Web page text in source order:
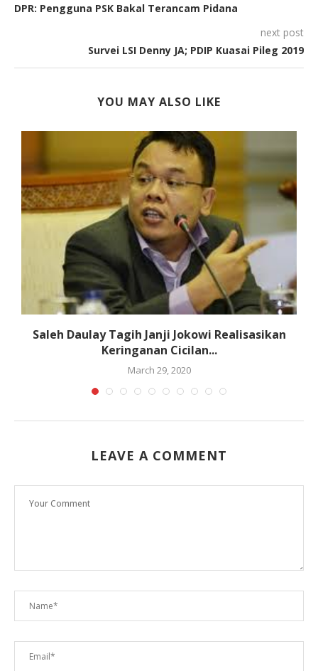
DPR: Pengguna PSK Bakal Terancam Pidana
next post
Survei LSI Denny JA; PDIP Kuasai Pileg 2019
YOU MAY ALSO LIKE
Saleh Daulay Tagih Janji Jokowi Realisasikan
Keringanan Cicilan...
March 29, 2020
LEAVE A COMMENT